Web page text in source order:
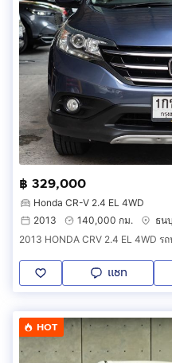
฿ 329,000
Honda CR-V 2.4 EL 4WD
2013
140,000 กม.
ธน
2013 HONDA CRV 2.4 EL 4WD
แชท
HOT